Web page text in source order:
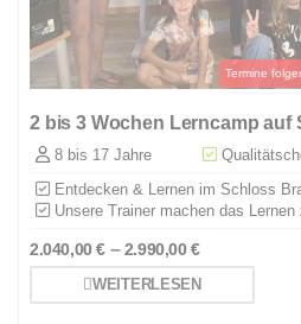
2 bis 3 Wochen Lerncamp
8 bis 17 Jahre
Entdecken & Lernen im Schloss
Unsere Trainer machen das
2.040,00€ –2.990,00€
WEITERLESEN